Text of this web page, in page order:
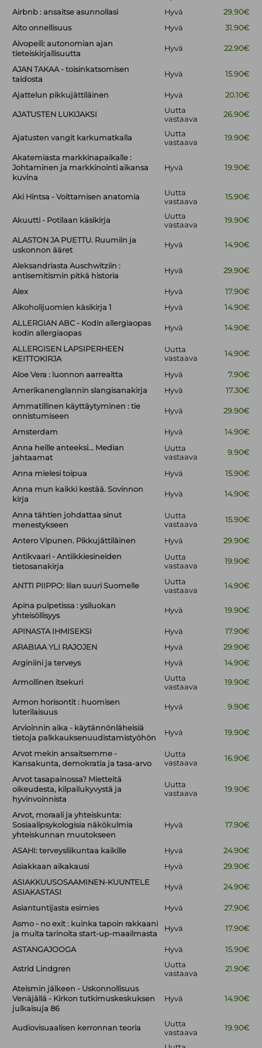
Airbnb : ansaitse asunnollasi
Hyvä
29.90€
Aito onnellisuus
Hyvä
31.90€
Aivopeili: autonomian ajan
tieteiskirjallisuutta
Hyvä 22.90€
AJAN TAKAA - toisinkatsomisen
taidosta
Hyvä 15.90€
Ajattelun pikkujättiläinen Hyvä 20.10€
AJATUSTEN LUKIJAKSI
Uutta
vastaava
26.90€
Ajatusten vangit karkumatkalla
Uutta
vastaava
19.90€
Akatemiasta markkinapaikalle :
Johtaminen ja markkinointi aikansa
kuvina
Hyvä 19.90€
Aki Hintsa - Voittamisen anatomia
Uutta
vastaava
15.90€
Akuutti - Potilaan käsikirja
Uutta
vastaava
19.90€
ALASTON JA PUETTU. Ruumiin ja
uskonnon ääret
Hyvä 14.90€
Aleksandriasta Auschwitziin :
antisemitismin pitkä historia
Hyvä 29.90€
Alex Hyvä
17.90€
Alkoholijuomien käsikirja 1
Hyvä
14.90€
ALLERGIAN ABC - Kodin allergiaopas
kodin allergiaopas
Hyvä 14.90€
ALLERGISEN LAPSIPERHEEN
KEITTOKIRJA
Uutta
vastaava
14.90€
Aloe Vera : luonnon aarreaitta Hyvä
7.90€
Amerikanenglannin slangisanakirja
Hyvä
17.30€
Ammatillinen käyttäytyminen : tie
onnistumiseen
Hyvä 29.90€
Amsterdam Hyvä
14.90€
Anna heille anteeksi... Median
jahtaamat
Uutta
vastaava
9.90€
Anna mielesi toipua Hyvä
15.90€
Anna mun kaikki kestää. Sovinnon
kirja
Hyvä 14.90€
Anna tähtien johdattaa sinut
menestykseen
Uutta
vastaava
15.90€
Antero Vipunen. Pikkujättiläinen Hyvä
29.90€
Antikvaari - Antiikkiesineiden
tietosanakirja
Uutta
vastaava
19.90€
ANTTI PIIPPO: liian suuri Suomelle
Uutta
vastaava
14.90€
Apina pulpetissa : ysiluokan
yhteisöllisyys
Hyvä 19.90€
APINASTA IHMISEKSI Hyvä
17.90€
ARABIAA YLI RAJOJEN
Hyvä
29.90€
Arginiini ja terveys
Hyvä 14.90€
Armollinen itsekuri
Uutta
vastaava
19.90€
Armon horisontit : huomisen
luterilaisuus
Hyvä 9.90€
Arvioinnin aika - käytännönläheisiä
tietoja palkkauksenuudistamistyöhön
Hyvä 19.90€
Arvot mekin ansaitsemme -
Kansakunta, demokratia ja tasa-arvo
Uutta
vastaava
16.90€
Arvot tasapainossa? Mietteitä
oikeudesta, kilpailukyvystä ja
hyvinvoinnista
Uutta
vastaava
19.90€
Arvot, moraali ja yhteiskunta:
Sosiaalipsykologisia näkökulmia
yhteiskunnan muutokseen
Hyvä 17.90€
ASAHI: terveysliikuntaa kaikille Hyvä
24.90€
Asiakkaan aikakausi
Hyvä
29.90€
ASIAKKUUSOSAAMINEN-KUUNTELE
ASIAKASTASI
Hyvä 24.90€
Asiantuntijasta esimies Hyvä
27.90€
Asmo - no exit : kuinka tapoin rakkaani
ja muita tarinoita start-up-maailmasta
Hyvä 17.90€
ASTANGAJOOGA Hyvä 15.90€
Astrid Lindgren
Uutta
vastaava
21.90€
Ateismin jälkeen - Uskonnollisuus
Venäjällä - Kirkon tutkimuskeskuksen
julkaisuja 86
Hyvä 14.90€
Audiovisuaalisen kerronnan teoria
Uutta
vastaava
19.90€